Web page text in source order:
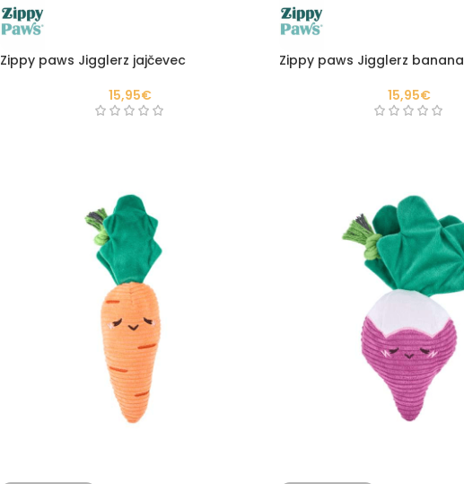
Zippy paws Jigglerz jajčevec
15,95€
Zippy paws Jigglerz banana
15,95€